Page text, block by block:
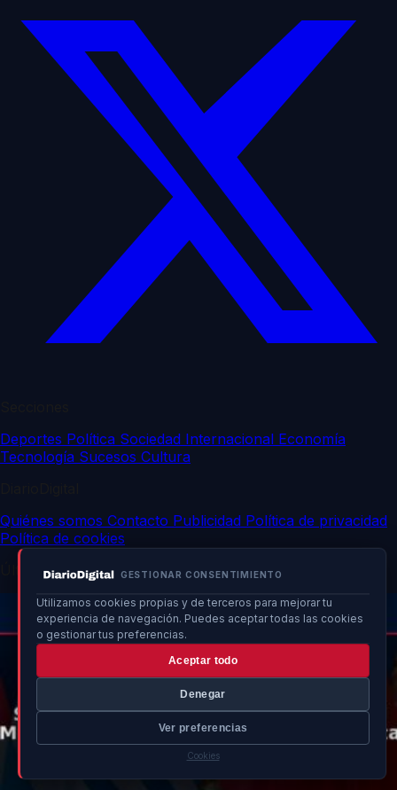
GESTIONAR CONSENTIMIENTO
Utilizamos cookies propias y de terceros para mejorar tu
experiencia de navegación. Puedes aceptar todas las cookies
o gestionar tus preferencias.
Aceptar todo
Denegar
Ver preferencias
Cookies
Deportes Política Sociedad Internacional Economía
Tecnología Sucesos Cultura
Quiénes somos Contacto Publicidad Política de privacidad
Política de cookies
Últimas noticias